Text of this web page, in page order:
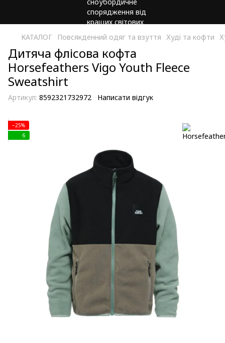
КАТАЛОГ Повсякденний одяг та взуття Худі та кофти
Дитяча флісова кофта
Horsefeathers Vigo Youth Fleece
Sweatshirt
Артикул: 8592321732972 Написати відгук
−25%
6